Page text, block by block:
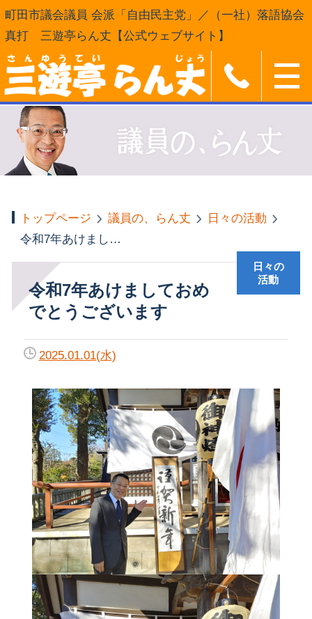
町田市議会議員 会派「自由民主党」／（一社）落語協会
真打 三遊亭らん丈【公式ウェブサイト】
トップページ 議員の、らん丈
日々の活動
令和7年あけましておめでとうございます
令和7年あけましておめ
でとうございます
日々の
活動
2025.01.01(水)